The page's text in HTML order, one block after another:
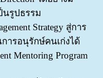
นรูปธรรม
Strategy สู่การ
ารอนุรักษ์คนเก่งได้
Mentoring Program